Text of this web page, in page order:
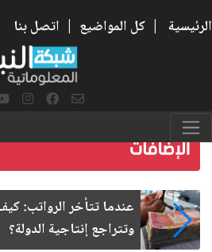
الرئيسية | كل المواضيع | اتصل بنا
صمت الطريق بعد الأربعين